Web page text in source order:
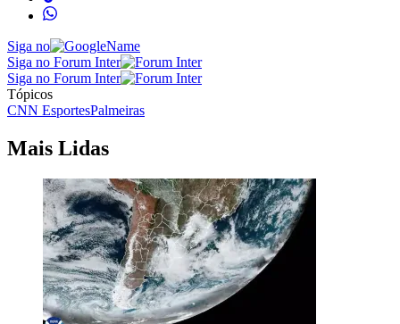
Siga no
Siga no Forum Inter
Siga no Forum Inter
Tópicos
CNN EsportesPalmeiras
Mais Lidas